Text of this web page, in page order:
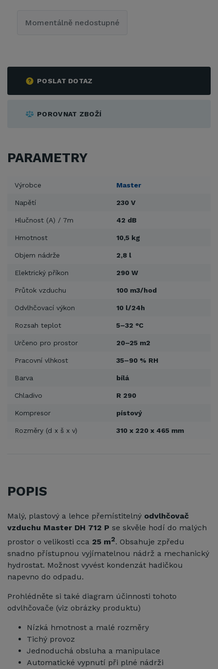
POSLAT DOTAZ
POROVNAT ZBOŽÍ
Momentálně nedostupné
PARAMETRY
Výrobce Master
Napětí 230 V
Hlučnost (A) / 7m 42 dB
Hmotnost 10,5 kg
Objem nádrže 2,8 l
Elektrický příkon 290 W
Průtok vzduchu 100 m3/hod
Odvlhčovací výkon 10 l/24h
Rozsah teplot 5–32 °C
Určeno pro prostor 20–25 m2
Pracovní vlhkost 35–90 % RH
Barva bílá
Chladivo R 290
Kompresor pístový
Rozměry (d x š x v) 310 x 220 x 465 mm
POPIS
Malý, plastový a lehce přemístitelný odvlhčovač
vzduchu Master DH 712 P se skvěle hodí do malých
prostor o velikosti cca 25 m2. Obsahuje zpředu
snadno přístupnou vyjímatelnou nádrž a mechanický
hydrostat. Možnost vyvést kondenzát hadičkou
napevno do odpadu.
Prohlédněte si také diagram účinnosti tohoto
odvlhčovače (viz obrázky produktu)
Nízká hmotnost a malé rozměry
Tichý provoz
Jednoduchá obsluha a manipulace
Automatické vypnutí při plné nádrži